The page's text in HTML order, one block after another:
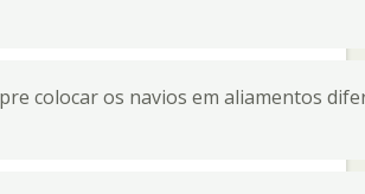
colocar os navios em aliamentos